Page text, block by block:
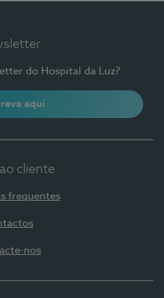
do Hospital da Luz?
aqui
cliente
frequentes
nos